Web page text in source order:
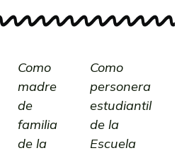
Como
madre
de
familia
de la
Como
personera
estudiantil
de la
Escuela